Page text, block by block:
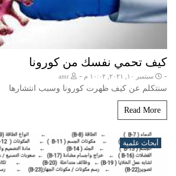
كيف تحمي نفسك من كورونا
- سبتمبر ١٠, ٢٠٢١, ١٠:٠٢ م -
سنتكلم عن كيف ظهرت كورونا وسبب انتشارها
Read More
أبحاث علمية